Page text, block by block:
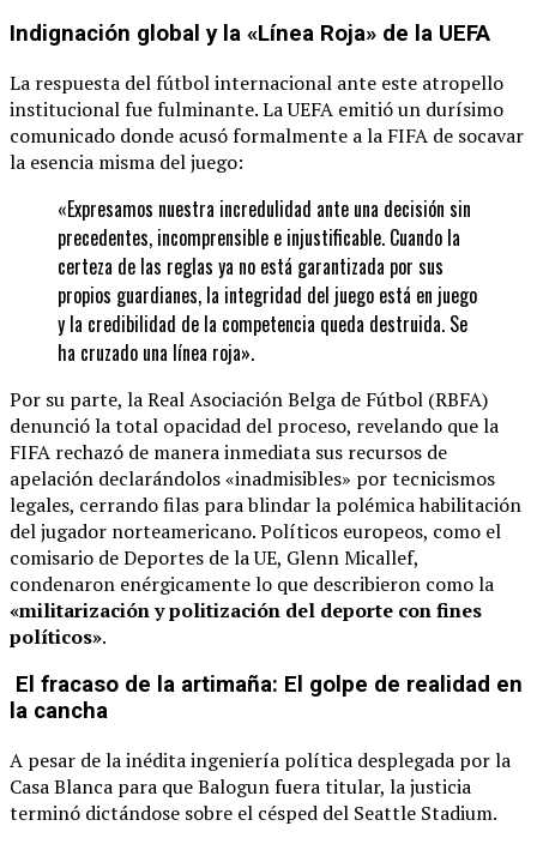
Indignación global y la «Línea Roja» de la UEFA
La respuesta del fútbol internacional ante este atropello
institucional fue fulminante. La UEFA emitió un durísimo
comunicado donde acusó formalmente a la FIFA de socavar
la esencia misma del juego:
«Expresamos nuestra incredulidad ante una decisión sin
precedentes, incomprensible e injustificable. Cuando la
certeza de las reglas ya no está garantizada por sus
propios guardianes, la integridad del juego está en juego
y la credibilidad de la competencia queda destruida. Se
ha cruzado una línea roja».
Por su parte, la Real Asociación Belga de Fútbol (RBFA)
denunció la total opacidad del proceso, revelando que la
FIFA rechazó de manera inmediata sus recursos de
apelación declarándolos «inadmisibles» por tecnicismos
legales, cerrando filas para blindar la polémica habilitación
del jugador norteamericano. Políticos europeos, como el
comisario de Deportes de la UE, Glenn Micallef,
condenaron enérgicamente lo que describieron como la
«militarización y politización del deporte con fines
políticos».
El fracaso de la artimaña: El golpe de realidad en
la cancha
A pesar de la inédita ingeniería política desplegada por la
Casa Blanca para que Balogun fuera titular, la justicia
terminó dictándose sobre el césped del Seattle Stadium.